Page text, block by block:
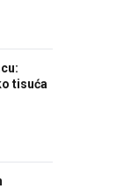
tisuća